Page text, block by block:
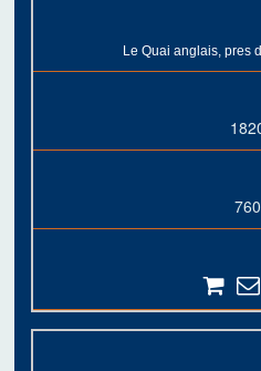
Le Quai anglais, pres
760